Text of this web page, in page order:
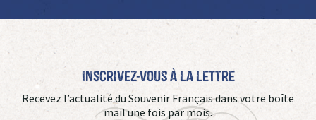
Inscrivez-vous à La Lettre
Recevez l’actualité du Souvenir Français dans votre boîte
mail une fois par mois.